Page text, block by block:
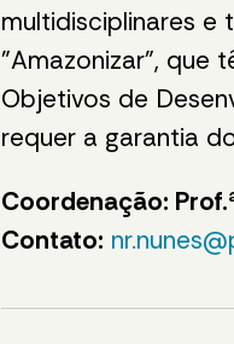
multidisciplinares e
"Amazonizar", que
Objetivos de
requer a garantia
Coordenação:
Contato: